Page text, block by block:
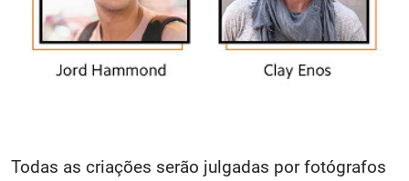
Todas as criações serão julgadas por fotógrafos